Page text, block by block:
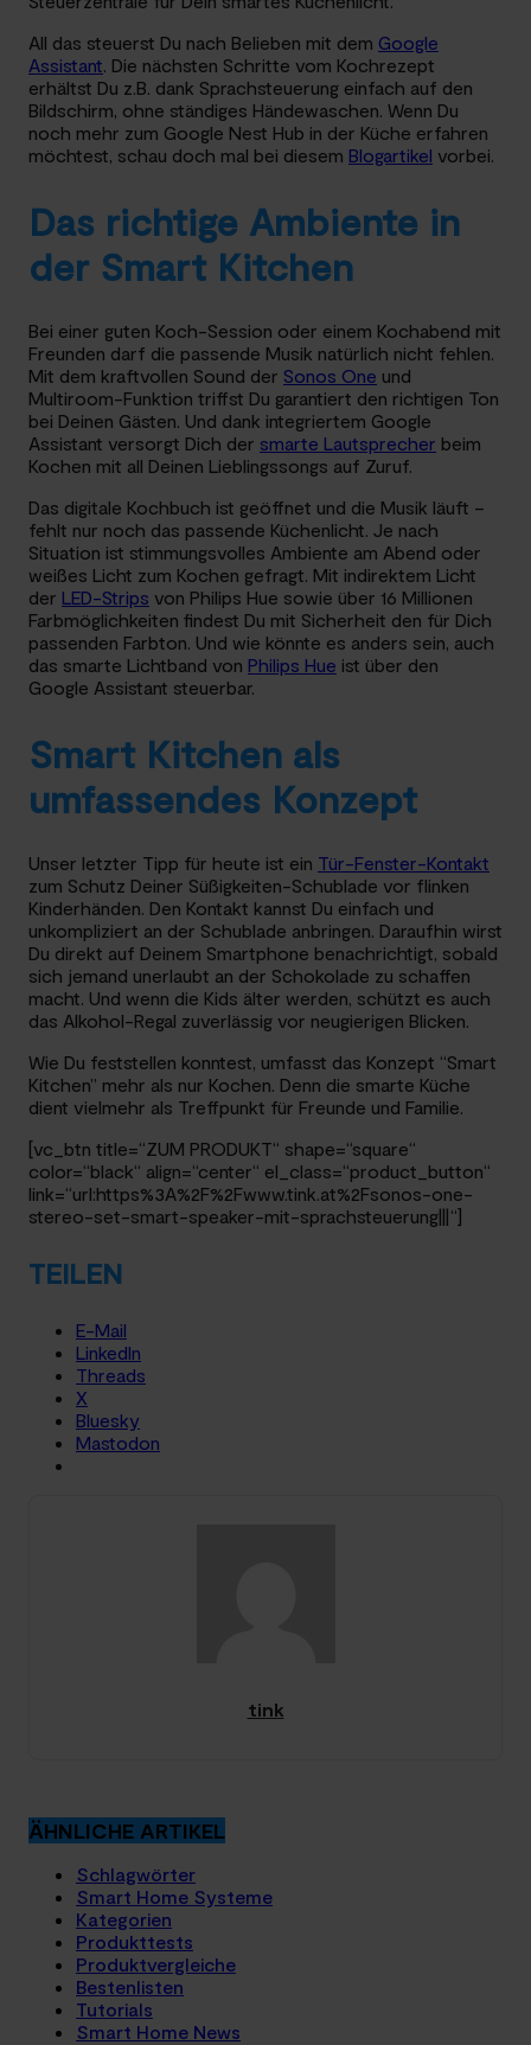
All das steuerst Du nach Belieben mit dem Google
Assistant. Die nächsten Schritte vom Kochrezept
erhältst Du z.B. dank Sprachsteuerung einfach auf den
Bildschirm, ohne ständiges Händewaschen. Wenn Du
noch mehr zum Google Nest Hub in der Küche erfahren
möchtest, schau doch mal bei diesem Blogartikel vorbei.
Das richtige Ambiente in
der Smart Kitchen
Bei einer guten Koch-Session oder einem Kochabend mit
Freunden darf die passende Musik natürlich nicht fehlen.
Mit dem kraftvollen Sound der Sonos One und
Multiroom-Funktion triffst Du garantiert den richtigen Ton
bei Deinen Gästen. Und dank integriertem Google
Assistant versorgt Dich der smarte Lautsprecher beim
Kochen mit all Deinen Lieblingssongs auf Zuruf.
Das digitale Kochbuch ist geöffnet und die Musik läuft –
fehlt nur noch das passende Küchenlicht. Je nach
Situation ist stimmungsvolles Ambiente am Abend oder
weißes Licht zum Kochen gefragt. Mit indirektem Licht
der LED-Strips von Philips Hue sowie über 16 Millionen
Farbmöglichkeiten findest Du mit Sicherheit den für Dich
passenden Farbton. Und wie könnte es anders sein, auch
das smarte Lichtband von Philips Hue ist über den
Google Assistant steuerbar.
Smart Kitchen als
umfassendes Konzept
Unser letzter Tipp für heute ist ein Tür-Fenster-Kontakt
zum Schutz Deiner Süßigkeiten-Schublade vor flinken
Kinderhänden. Den Kontakt kannst Du einfach und
unkompliziert an der Schublade anbringen. Daraufhin wirst
Du direkt auf Deinem Smartphone benachrichtigt, sobald
sich jemand unerlaubt an der Schokolade zu schaffen
macht. Und wenn die Kids älter werden, schützt es auch
das Alkohol-Regal zuverlässig vor neugierigen Blicken.
Wie Du feststellen konntest, umfasst das Konzept “Smart
Kitchen” mehr als nur Kochen. Denn die smarte Küche
dient vielmehr als Treffpunkt für Freunde und Familie.
[vc_btn title=“ZUM PRODUKT“ shape=“square“
color=“black“ align=“center“ el_class=“product_button“
link=“url:https%3A%2F%2Fwww.tink.at%2Fsonos-one-
stereo-set-smart-speaker-mit-sprachsteuerung|||“]
TEILEN
E-Mail
LinkedIn
Threads
X
Bluesky
Mastodon
tink
ÄHNLICHE ARTIKEL
Schlagwörter
Smart Home Systeme
Kategorien
Produkttests
Produktvergleiche
Bestenlisten
Tutorials
Smart Home News